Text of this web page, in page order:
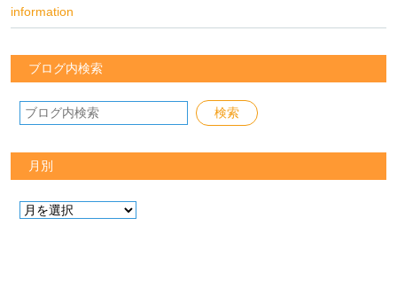
information
ブログ内検索
月別